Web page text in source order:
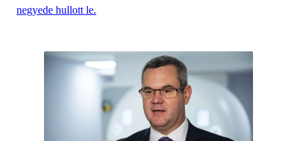
negyede hullott le.